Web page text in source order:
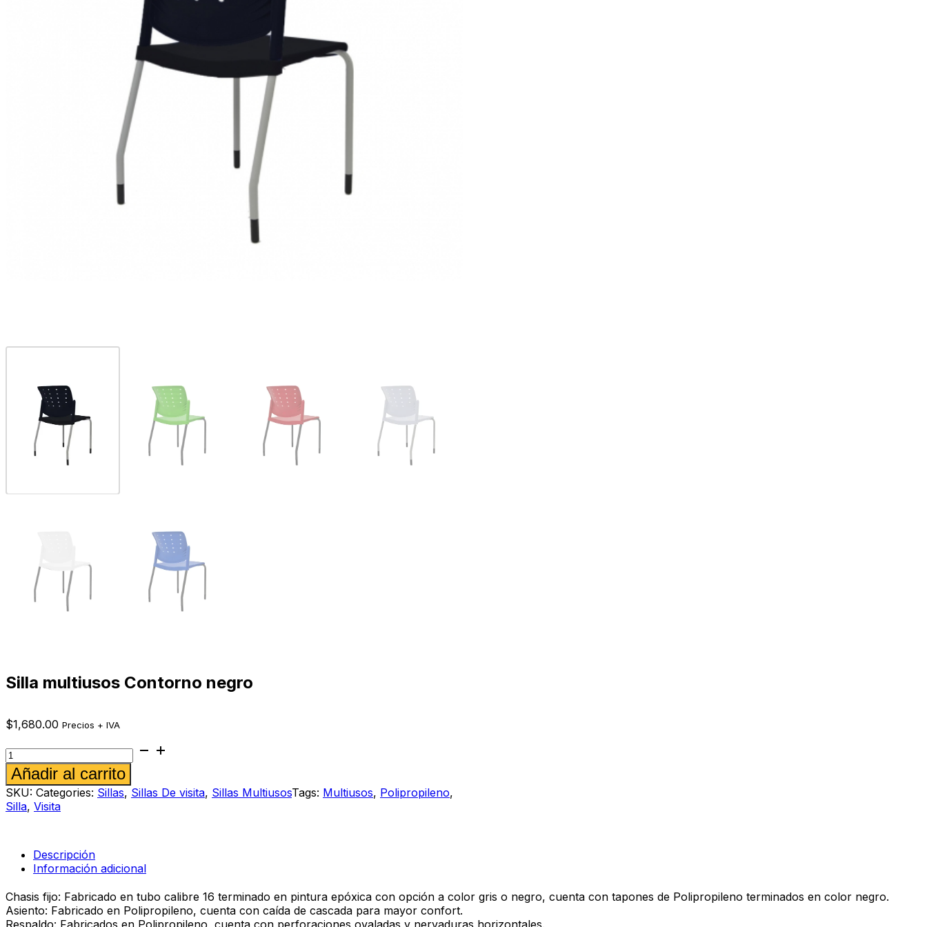
Silla multiusos Contorno negro
$1,680.00 Precios + IVA
Silla
multiusos
Contorno
negro
cantidad
Añadir al carrito
SKU: Categories: Sillas, Sillas De visita, Sillas MultiusosTags: Multiusos, Polipropileno,
Silla, Visita
Descripción
Información adicional
Chasis fijo: Fabricado en tubo calibre 16 terminado en pintura epóxica con opción a color gris o negro, cuenta con tapones de Polipropileno terminados en color negro.
Asiento: Fabricado en Polipropileno, cuenta con caída de cascada para mayor confort.